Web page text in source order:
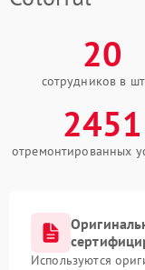
20
сотрудников в
2451
отремонтированных
Используются